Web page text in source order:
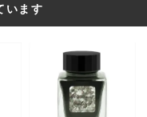
います